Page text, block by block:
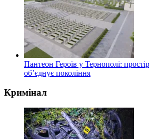
Пантеон Героїв у Тернополі:
об’єднує покоління
Кримінал